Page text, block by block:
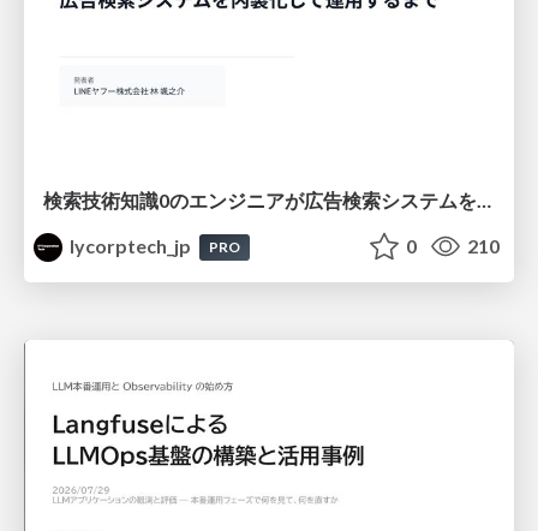
検索技術知識0のエンジニアが広告検索システムを内製化して運用するまで
lycorptech_jp
PRO 0 210